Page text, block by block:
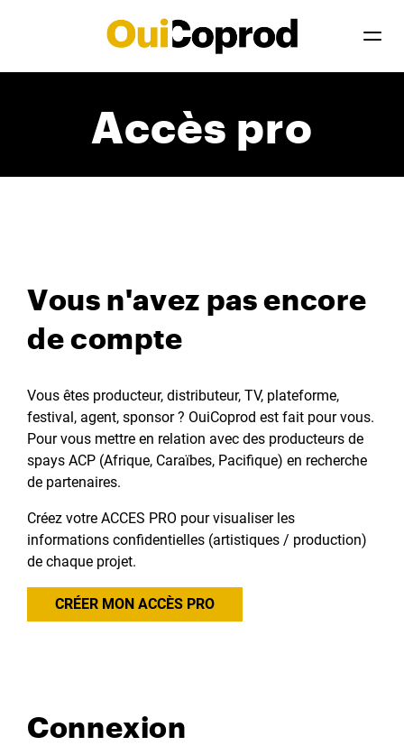
Accès pro
Vous n'avez pas encore
de compte
Vous êtes producteur, distributeur, TV, plateforme,
festival, agent, sponsor ? OuiCoprod est fait pour vous.
Pour vous mettre en relation avec des producteurs de
spays ACP (Afrique, Caraïbes, Pacifique) en recherche
de partenaires.
Créez votre ACCES PRO pour visualiser les
informations confidentielles (artistiques / production)
de chaque projet.
CRÉER MON ACCÈS PRO
Connexion